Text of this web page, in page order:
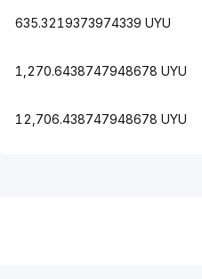
635.3219373974339 UYU
1,270.6438747948678 UYU
12,706.438747948678 UYU